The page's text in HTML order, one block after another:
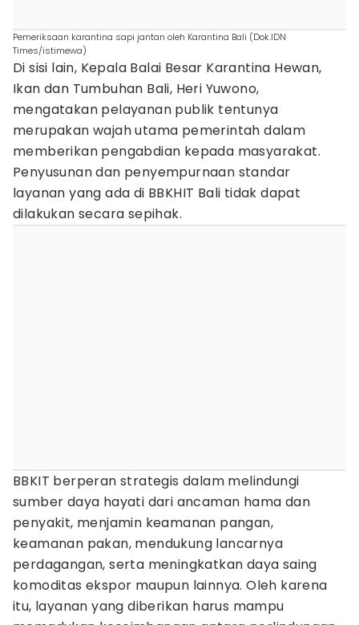
Pemeriksaan karantina sapi jantan oleh Karantina Bali (Dok.IDN
Times/istimewa)
Di sisi lain, Kepala Balai Besar Karantina Hewan,
Ikan dan Tumbuhan Bali, Heri Yuwono,
mengatakan pelayanan publik tentunya
merupakan wajah utama pemerintah dalam
memberikan pengabdian kepada masyarakat.
Penyusunan dan penyempurnaan standar
layanan yang ada di BBKHIT Bali tidak dapat
dilakukan secara sepihak.
BBKIT berperan strategis dalam melindungi
sumber daya hayati dari ancaman hama dan
penyakit, menjamin keamanan pangan,
keamanan pakan, mendukung lancarnya
perdagangan, serta meningkatkan daya saing
komoditas ekspor maupun lainnya. Oleh karena
itu, layanan yang diberikan harus mampu